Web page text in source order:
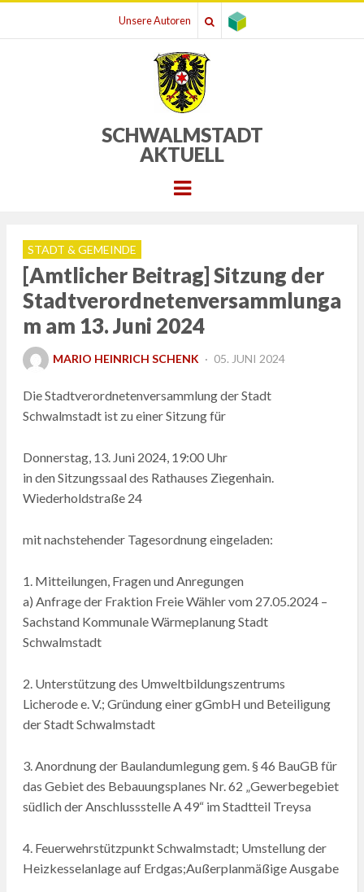
Unsere Autoren
SCHWALMSTADT
AKTUELL
Menu
STADT & GEMEINDE
[Amtlicher Beitrag] Sitzung der
Stadtverordnetenversammlunga
m am 13. Juni 2024
MARIO HEINRICH SCHENK
POSTED
05. JUNI 2024
Die Stadtverordnetenversammlung der Stadt
Schwalmstadt ist zu einer Sitzung für
Donnerstag, 13. Juni 2024, 19:00 Uhr
in den Sitzungssaal des Rathauses Ziegenhain.
Wiederholdstraße 24
mit nachstehender Tagesordnung eingeladen:
1. Mitteilungen, Fragen und Anregungen
a) Anfrage der Fraktion Freie Wähler vom 27.05.2024 –
Sachstand Kommunale Wärmeplanung Stadt
Schwalmstadt
2. Unterstützung des Umweltbildungszentrums
Licherode e. V.; Gründung einer gGmbH und Beteiligung
der Stadt Schwalmstadt
3. Anordnung der Baulandumlegung gem. § 46 BauGB für
das Gebiet des Bebauungsplanes Nr. 62 „Gewerbegebiet
südlich der Anschlussstelle A 49“ im Stadtteil Treysa
4. Feuerwehrstützpunkt Schwalmstadt; Umstellung der
Heizkesselanlage auf Erdgas;Außerplanmäßige Ausgabe